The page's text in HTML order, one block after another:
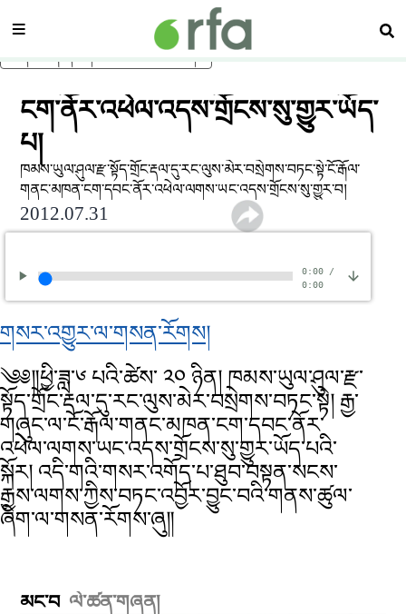
ནང་དོན་གཙོ་བོར་མཆོང་།
ངག་ནོར་འཕེལ་འདས་གྲོངས་སུ་གྱུར་ཡོད་
པ།
ཁམས་ཡུལ་ཤུལ་རྫ་སྟོད་གྲོང་རྡལ་དུ་རང་ལུས་མེར་བསྲེགས་བཏང་སྟེ་ངོ་རྒོལ་
གནང་མཁན་ངག་དབང་ནོར་འཕེལ་ལགས་ཡང་འདས་གྲོངས་སུ་གྱུར་བ།
2012.07.31
0:00/
0:00
གསར་འགྱུར་ལ་གསན་རོགས།
༄༅༎ཕྱི་ཟླ་༦ པའི་ཚེས་ ༢༠ ཉིན། ཁམས་ཡུལ་ཤུལ་རྫ་
སྟོད་གྲོང་རྡལ་དུ་རང་ལུས་མེར་བསྲེགས་བཏང་སྟེ། རྒྱ་
གཞུང་ལ་ངོ་རྒོལ་གནང་མཁན་ངག་དབང་ནོར་
འཕེལ་ལགས་ཡང་འདས་གྲོངས་སུ་གྱུར་ཡོད་པའི་
སྐོར། འདི་གའི་གསར་འགོད་པ་ཐུབ་བསྟན་སངས་
རྒྱས་ལགས་ཀྱིས་བཏང་འབྱོར་བྱུང་བའི་གནས་ཚུལ་
ཞིག་ལ་གསན་རོགས་ཞུ༎
མང་བ ལེ་ཚན་གཞན།